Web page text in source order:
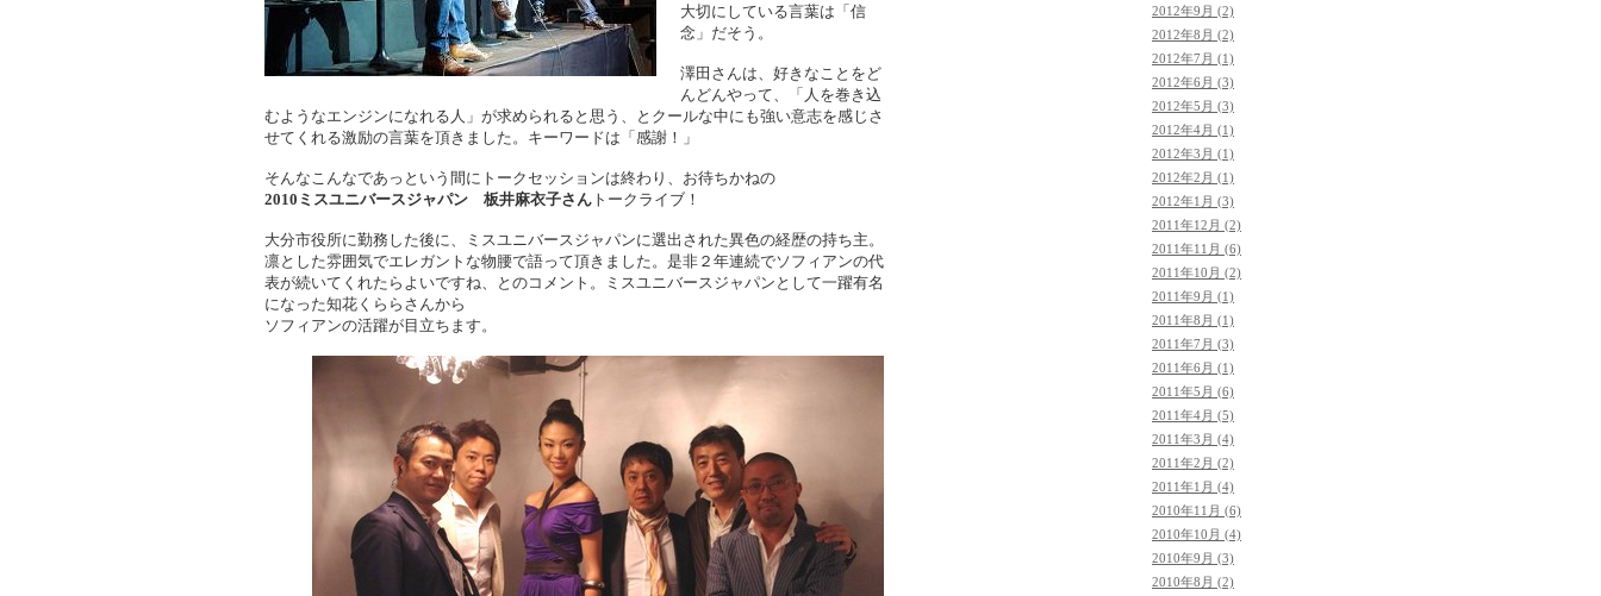
大切にしている言葉は「信
念」だそう。
澤田さんは、好きなことをど
んどんやって、「人を巻き込
むようなエンジンになれる人」が求められると思う、とクールな中にも強い意志を感じさ
せてくれる激励の言葉を頂きました。キーワードは「感謝！」
そんなこんなであっという間にトークセッションは終わり、お待ちかねの
2010ミスユニバースジャパン 板井麻衣子さん トークライブ！
大分市役所に勤務した後に、ミスユニバースジャパンに選出された異色の経歴の持ち主。
凛とした雰囲気でエレガントな物腰で語って頂きました。是非２年連続でソフィアンの代
表が続いてくれたらよいですね、とのコメント。ミスユニバースジャパンとして一躍有名
になった知花くららさんから
ソフィアンの活躍が目立ちます。
2012年9月 (2)
2012年8月 (2)
2012年7月 (1)
2012年6月 (3)
2012年5月 (3)
2012年4月 (1)
2012年3月 (1)
2012年2月 (1)
2012年1月 (3)
2011年12月 (2)
2011年11月 (6)
2011年10月 (2)
2011年9月 (1)
2011年8月 (1)
2011年7月 (3)
2011年6月 (1)
2011年5月 (6)
2011年4月 (5)
2011年3月 (4)
2011年2月 (2)
2011年1月 (4)
2010年11月 (6)
2010年10月 (4)
2010年9月 (3)
2010年8月 (2)